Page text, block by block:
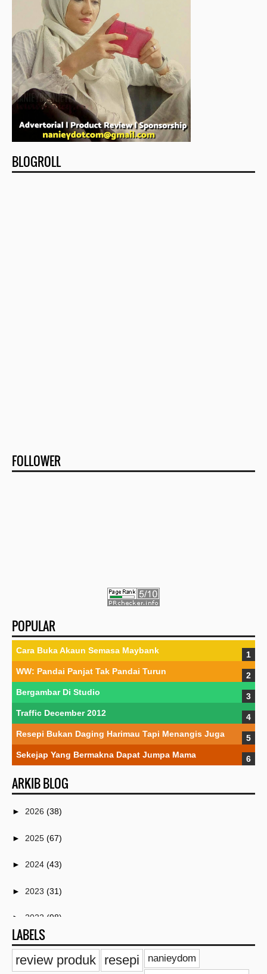
BLOGROLL
FOLLOWER
POPULAR
Cara Buka Akaun Semasa Maybank
WW: Pandai Panjat Tak Pandai Turun
Bergambar Di Studio
Traffic December 2012
Resepi Bukan Daging Harimau Tapi Menangis Juga
Sekejap Yang Bermakna Dapat Jumpa Mama
ARKIB BLOG
► 2026 (38)
► 2025 (67)
► 2024 (43)
► 2023 (31)
► 2022 (98)
►2021(259)
►2020(18)
LABELS
review produk resepi
nanieydom